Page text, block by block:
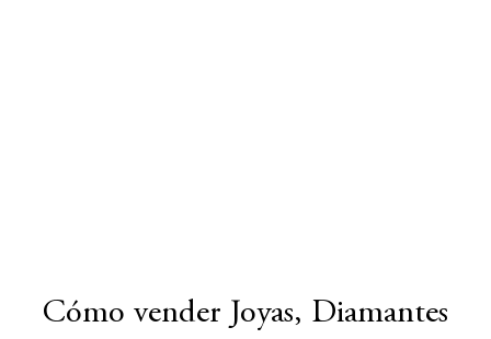
Cómo vender Joyas, Diamantes